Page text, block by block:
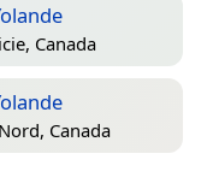
Canada
Canada